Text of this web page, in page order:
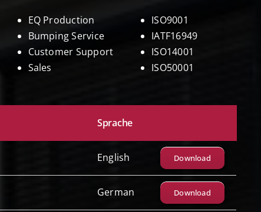
EQ Production
Bumping Service
Customer Support
Sales
ISO9001
IATF16949
ISO14001
ISO50001
Sprache
English Download
German Download